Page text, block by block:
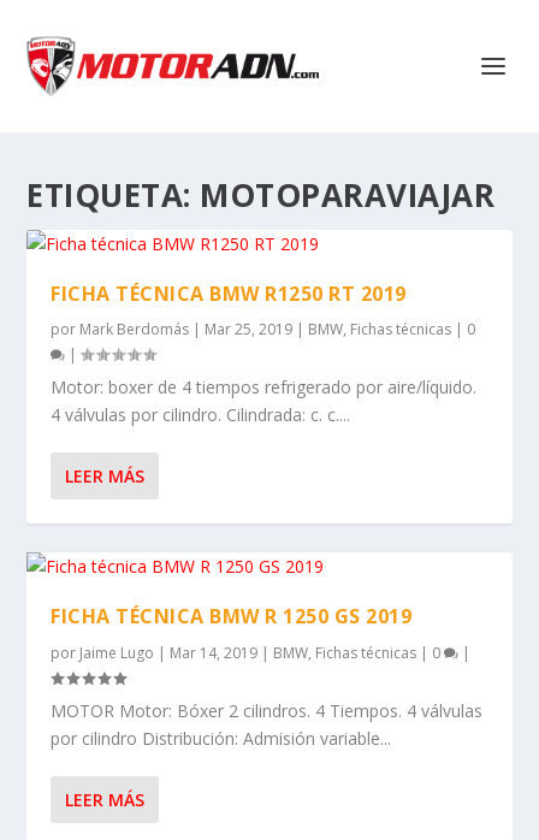
ETIQUETA: MOTOPARAVIAJAR
FICHA TÉCNICA BMW R1250 RT 2019
por Mark Berdomás | Mar 25, 2019 | BMW, Fichas técnicas | 0
|
Motor: boxer de 4 tiempos refrigerado por aire/líquido.
4 válvulas por cilindro. Cilindrada: c. c....
LEER MÁS
FICHA TÉCNICA BMW R 1250 GS 2019
por Jaime Lugo | Mar 14, 2019 | BMW, Fichas técnicas | 0 |
MOTOR Motor: Bóxer 2 cilindros. 4 Tiempos. 4 válvulas
por cilindro Distribución: Admisión variable...
LEER MÁS